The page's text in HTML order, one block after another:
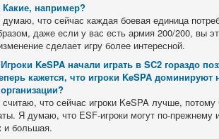
например?
что сейчас каждая боевая единица
даже если у вас есть армия 200/200, вы
сделает игру более интересной.
KeSPA начали играть в SC2 гораздо
кажется, что игроки KeSPA
что сейчас игроки KeSPA лучше,
Я думаю, что ESF-игроки могут по-прежнему
и большая.